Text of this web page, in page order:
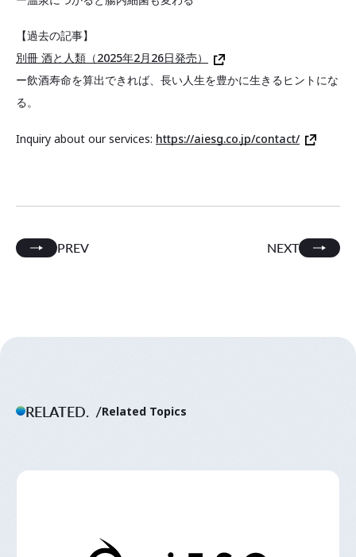
【過去の記事】
別冊 酒と人類（2025年2月26日発売）
ー飲酒寿命を算出できれば、長い人生を豊かに生きるヒントにな
る。
Inquiry about our services: https://aiesg.co.jp/contact/
PREV NEXT
RELATED. Related Topics